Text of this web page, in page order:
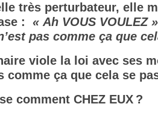
très perturbateur, elle
:
« Ah VOUS VOULEZ
pas comme ça que
viole la loi avec ses
comme ça que cela se
comment CHEZ EUX ?